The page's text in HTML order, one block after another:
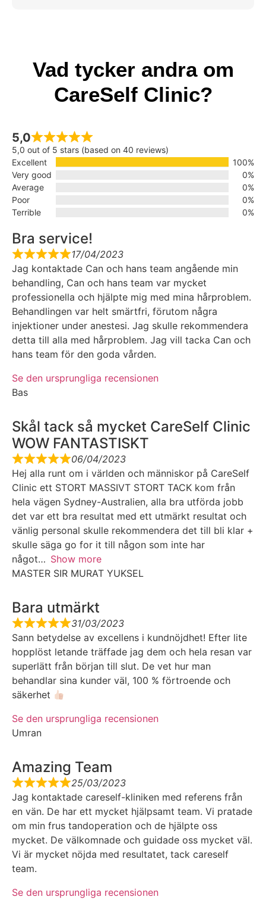
Vad tycker andra om
CareSelf Clinic?
5,0
5,0 out of 5 stars (based on 40 reviews)
Excellent
100%
Very good
0%
Average
0%
Poor
0%
Terrible
0%
Bra service!
17/04/2023
Jag kontaktade Can och hans team angående min
behandling, Can och hans team var mycket
professionella och hjälpte mig med mina hårproblem.
Behandlingen var helt smärtfri, förutom några
injektioner under anestesi. Jag skulle rekommendera
detta till alla med hårproblem. Jag vill tacka Can och
hans team för den goda vården.
Se den ursprungliga recensionen
Bas
Skål tack så mycket CareSelf Clinic
WOW FANTASTISKT
06/04/2023
Hej alla runt om i världen och människor på CareSelf
Clinic ett STORT MASSIVT STORT TACK kom från
hela vägen Sydney-Australien, alla bra utförda jobb
det var ett bra resultat med ett utmärkt resultat och
vänlig personal skulle rekommendera det till bli klar +
skulle säga go for it till någon som inte har
något
Show more
MASTER SIR MURAT YUKSEL
Bara utmärkt
31/03/2023
Sann betydelse av excellens i kundnöjdhet! Efter lite
hopplöst letande träffade jag dem och hela resan var
superlätt från början till slut. De vet hur man
behandlar sina kunder väl, 100 % förtroende och
säkerhet
Se den ursprungliga recensionen
Umran
Amazing Team
25/03/2023
Jag kontaktade careself-kliniken med referens från
en vän. De har ett mycket hjälpsamt team. Vi pratade
om min frus tandoperation och de hjälpte oss
mycket. De välkomnade och guidade oss mycket väl.
Vi är mycket nöjda med resultatet, tack careself
team.
Se den ursprungliga recensionen